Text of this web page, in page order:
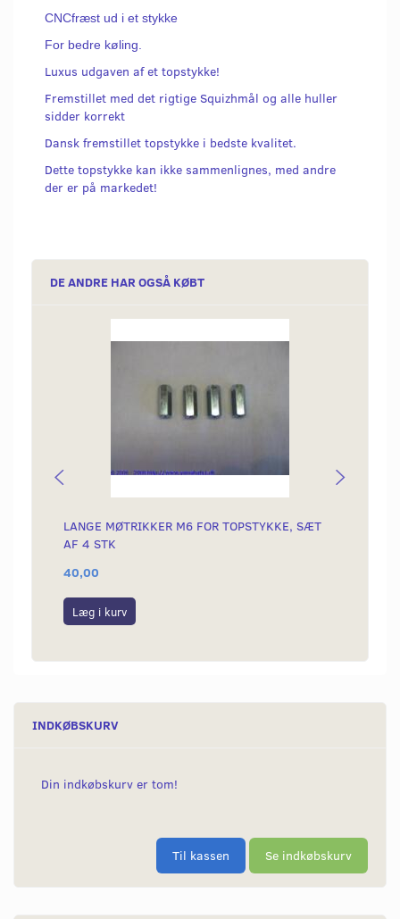
CNCfræst ud i et stykke
For bedre køling.
Luxus udgaven af et topstykke!
Fremstillet med det rigtige Squizhmål og alle huller
sidder korrekt
Dansk fremstillet topstykke i bedste kvalitet.
Dette topstykke kan ikke sammenlignes, med andre
der er på markedet!
DE ANDRE HAR OGSÅ KØBT
LANGE MØTRIKKER M6 FOR TOPSTYKKE, SÆT
AF 4 STK
40,00
Læg i kurv
INDKØBSKURV
Din indkøbskurv er tom!
Til kassen Se indkøbskurv